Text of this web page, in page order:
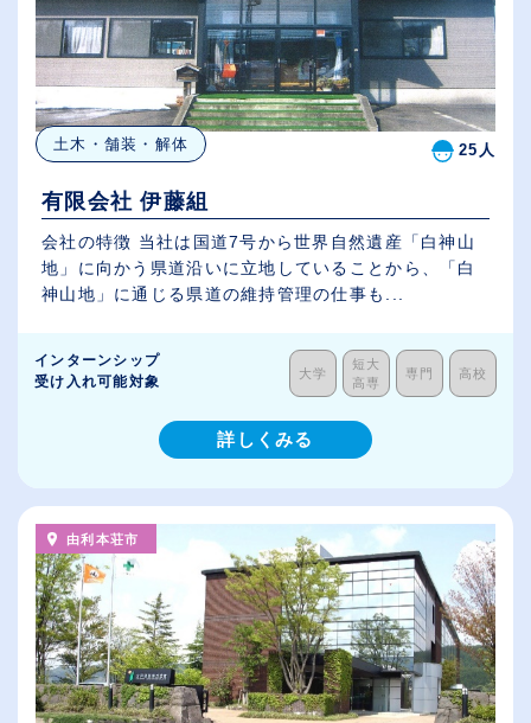
土木・舗装・解体 25人
有限会社 伊藤組
会社の特徴 当社は国道7号から世界自然遺産「白神山
地」に向かう県道沿いに立地していることから、「白
神山地」に通じる県道の維持管理の仕事も...
インターンシップ
受け入れ可能対象
大学
短大
高専
専門 高校
詳しくみる
由利本荘市